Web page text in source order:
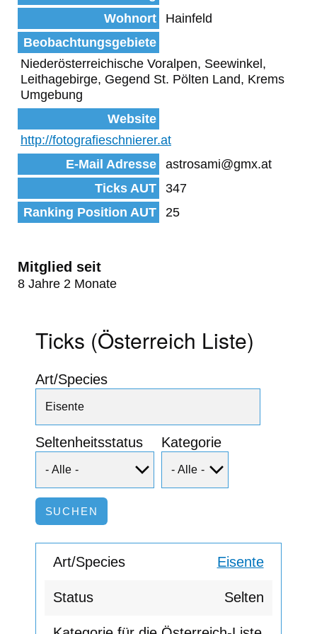
Wohnort
Hainfeld
Beobachtungsgebiete
Niederösterreichische Voralpen, Seewinkel,
Leithagebirge, Gegend St. Pölten Land, Krems
Umgebung
Website
http://fotografieschnierer.at
E-Mail Adresse
astrosami@gmx.at
Ticks AUT
347
Ranking Position AUT
25
Mitglied seit
8 Jahre 2 Monate
Ticks (Österreich Liste)
Art/Species
Seltenheitsstatus Kategorie
Eisente
Selten